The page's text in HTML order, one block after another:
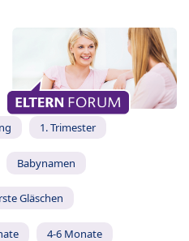
1. Trimester
Babynamen
Gläschen
4-6 Monate